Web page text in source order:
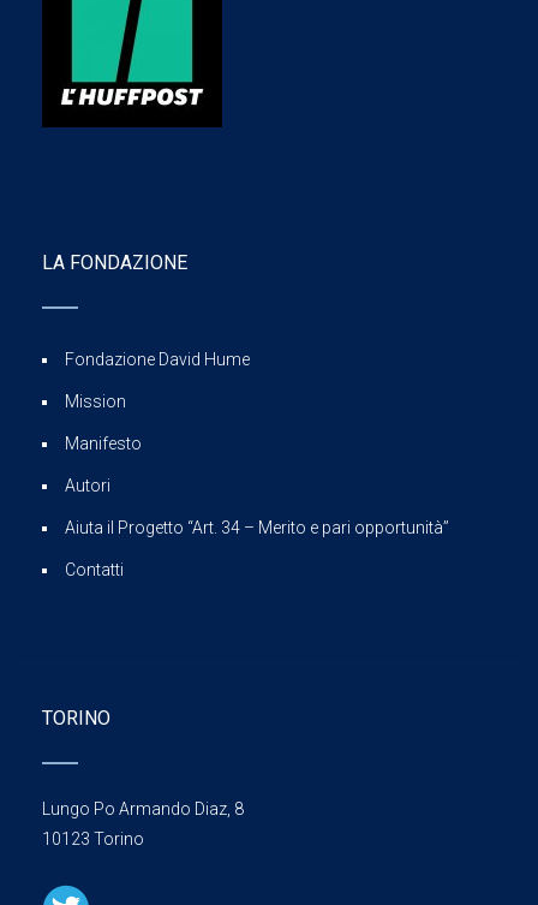
LA FONDAZIONE
Fondazione David Hume
Mission
Manifesto
Autori
Aiuta il Progetto “Art. 34 – Merito e pari opportunità”
Contatti
TORINO
Lungo Po Armando Diaz, 8
10123 Torino